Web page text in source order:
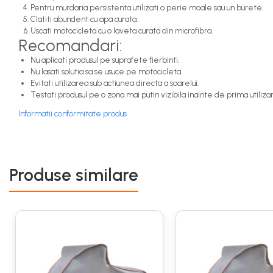
Scule de mana
Tester presiune pneuri
Tester tensiune
Uleiuri Auto
Ulei motor
0W-12
5W-30
5W-50
Clasic
Pentru murdaria persistenta utilizati o perie moale sau un burete.
Clatiti abundent cu apa curata.
Uscati motocicleta cu o laveta curata din microfibra.
Recomandari:
Nu aplicati produsul pe suprafete fierbinti.
Nu lasati solutia sa se usuce pe motocicleta.
Evitati utilizarea sub actiunea directa a soarelui.
Testati produsul pe o zona mai putin vizibila inainte de prima
Informatii conformitate produs
Produse similare